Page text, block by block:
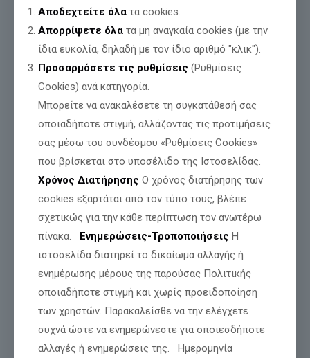
Τιμή και Δόξα για όσους θυσιάζονται για
την Πατρίδα μας
Διαβάστε περισσότερα
Αποδεχτείτε όλα τα cookies.
Απορρίψετε όλα τα μη αναγκαία cookies (με την
ίδια ευκολία, δηλαδή με τον ίδιο αριθμό "κλικ").
Προσαρμόσετε τις ρυθμίσεις (Ρυθμίσεις
Cookies) ανά κατηγορία.
Μπορείτε να ανακαλέσετε τη συγκατάθεσή σας
οποιαδήποτε στιγμή, αλλάζοντας τις προτιμήσεις
σας μέσω του συνδέσμου «Ρυθμίσεις Cookies»
που βρίσκεται στο υποσέλιδο της Ιστοσελίδας.
Χρόνος Διατήρησης Ο χρόνος διατήρησης των
cookies εξαρτάται από τον τύπο τους, βλέπε
σχετικώς για την κάθε περίπτωση τον ανωτέρω
πίνακα. Ενημερώσεις-Τροποποιήσεις Η
ιστοσελίδα διατηρεί το δικαίωμα αλλαγής ή
ενημέρωσης μέρους της παρούσας Πολιτικής
οποιαδήποτε στιγμή και χωρίς προειδοποίηση
των χρηστών. Παρακαλείσθε να την ελέγχετε
συχνά ώστε να ενημερώνεστε για οποιεσδήποτε
αλλαγές ή ενημερώσεις της. Ημερομηνία